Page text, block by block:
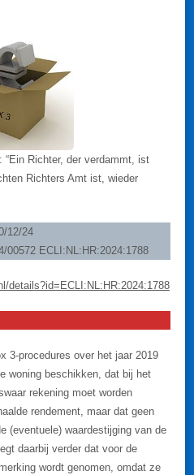
Richter, der verdammt, ist
Richters Amt ist, wieder
12/24
00572 ECLI:NL:HR:2024:1788
details?id=ECLI:NL:HR:2024:1788
3-procedures over het jaar 2019
woning beschikken, dat bij het
rekening moet worden
rendement, maar dat geen
(eventuele) waardestijging van de
daarbij verder dat voor de
wordt genomen, omdat ze